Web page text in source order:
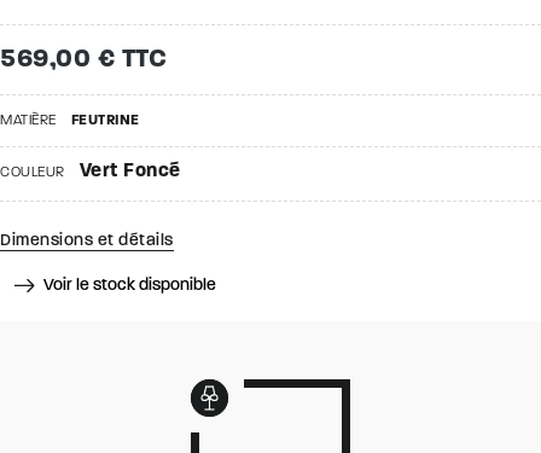
569,00 € TTC
MATIÈRE FEUTRINE
COULEUR Vert Foncé
Dimensions et détails
Voir le stock disponible